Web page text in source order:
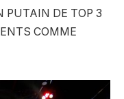
PUTAIN DE TOP 3
COMME